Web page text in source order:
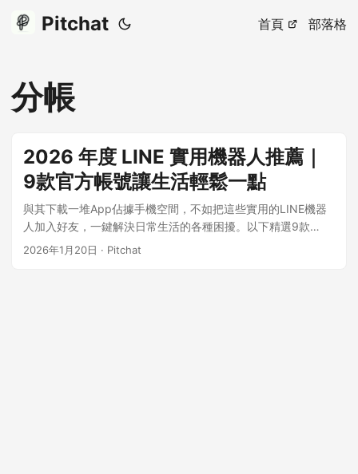
Pitchat 首頁 部落格
分帳
2026 年度 LINE 實用機器人推薦｜
9款官方帳號讓生活輕鬆一點
與其下載一堆App佔據手機空間，不如把這些實用的LINE機器
人加入好友，一鍵解決日常生活的各種困擾。以下精選9款
2025年最受歡迎的LINE官方帳號，涵蓋分帳、翻譯、理財、交
2026年1月20日 · Pitchat